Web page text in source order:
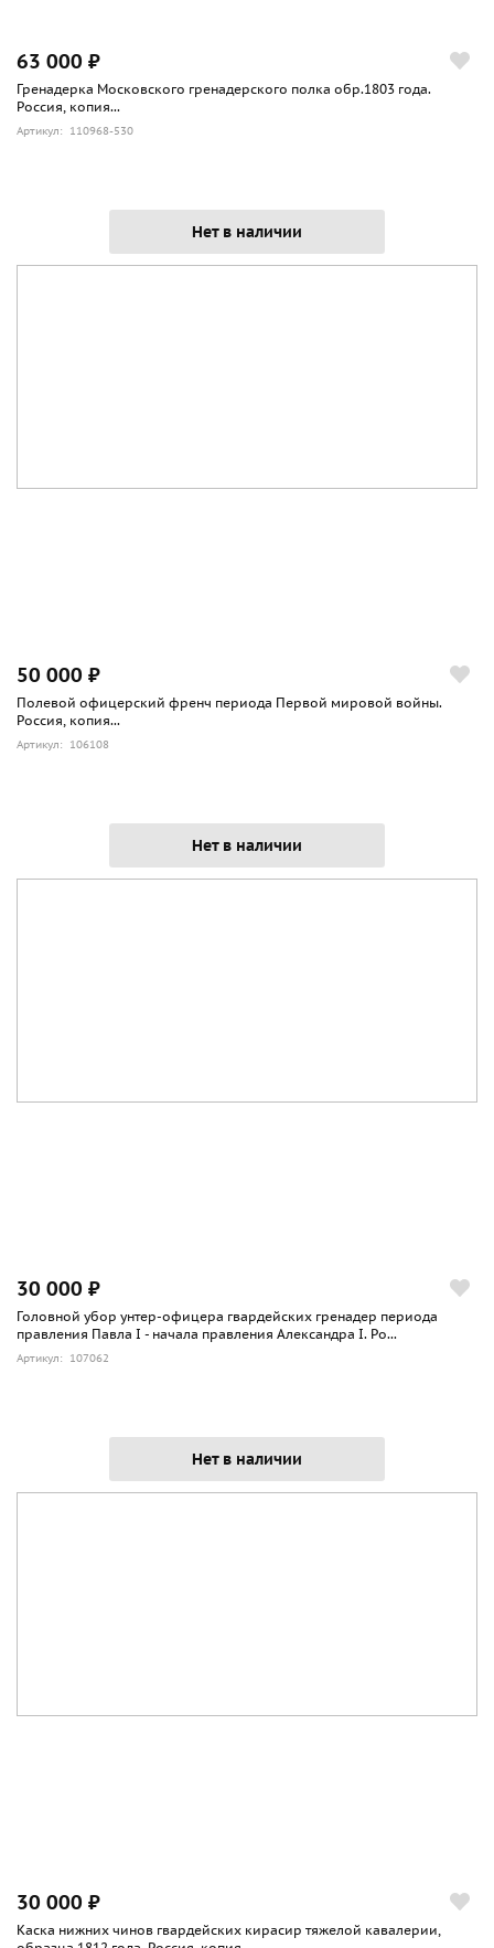
63 000 ₽
Гренадерка Московского гренадерского полка обр.1803 года.
Россия, копия...
Артикул: 110968-530
Нет в наличии
50 000 ₽
Полевой офицерский френч периода Первой мировой войны.
Россия, копия...
Артикул: 106108
Нет в наличии
30 000 ₽
Головной убор унтер-офицера гвардейских гренадер периода
правления Павла I - начала правления Александра I. Ро...
Артикул: 107062
Нет в наличии
30 000 ₽
Каска нижних чинов гвардейских кирасир тяжелой кавалерии,